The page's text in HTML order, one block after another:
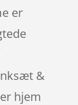
er
&
hjem